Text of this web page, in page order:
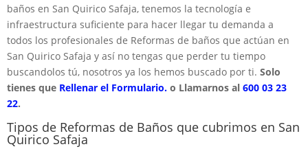
baños en San Quirico Safaja, tenemos la tecnología e
infraestructura suficiente para hacer llegar tu demanda a
todos los profesionales de Reformas de baños que actúan en
San Quirico Safaja y así no tengas que perder tu tiempo
buscandolos tú, nosotros ya los hemos buscado por ti. Solo
tienes que Rellenar el Formulario. o Llamarnos al 600 03 23
22.
Tipos de Reformas de Baños que cubrimos en San
Quirico Safaja